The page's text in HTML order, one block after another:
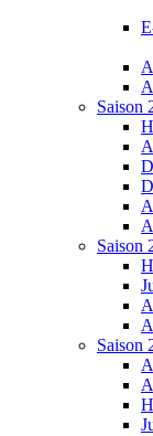
Saison
Saison
Saison